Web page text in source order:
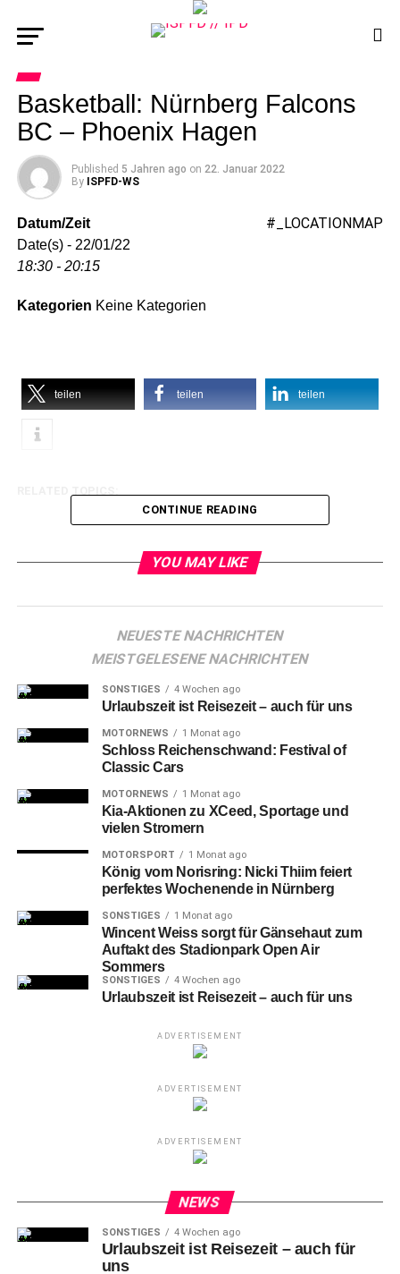
Basketball: Nürnberg Falcons
BC – Phoenix Hagen
Published 5 Jahren ago on 22. Januar 2022
By ISPFD-WS
#_LOCATIONMAP
Datum/Zeit
Date(s) - 22/01/22
18:30 - 20:15
Kategorien Keine Kategorien
teilen teilen teilen
CONTINUE READING
YOU MAY LIKE
NEUESTE NACHRICHTEN
MEISTGELESENE NACHRICHTEN
SONSTIGES 4 Wochen ago
Urlaubszeit ist Reisezeit – auch für uns
MOTORNEWS 1 Monat ago
Schloss Reichenschwand: Festival of
Classic Cars
MOTORNEWS 1 Monat ago
Kia-Aktionen zu XCeed, Sportage und
vielen Stromern
MOTORSPORT 1 Monat ago
König vom Norisring: Nicki Thiim feiert
perfektes Wochenende in Nürnberg
SONSTIGES 1 Monat ago
Wincent Weiss sorgt für Gänsehaut zum
Auftakt des Stadionpark Open Air
Sommers
SONSTIGES 4 Wochen ago
Urlaubszeit ist Reisezeit – auch für uns
ADVERTISEMENT
ADVERTISEMENT
ADVERTISEMENT
NEWS
SONSTIGES 4 Wochen ago
Urlaubszeit ist Reisezeit – auch für
uns